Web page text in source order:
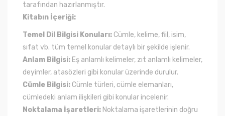
tarafından hazırlanmıştır.
Kitabın İçeriği:
Temel Dil Bilgisi Konuları: Cümle, kelime, fiil, isim,
sıfat vb. tüm temel konular detaylı bir şekilde işlenir.
Anlam Bilgisi: Eş anlamlı kelimeler, zıt anlamlı kelimeler,
deyimler, atasözleri gibi konular üzerinde durulur.
Cümle Bilgisi: Cümle türleri, cümle elemanları,
cümledeki anlam ilişkileri gibi konular incelenir.
Noktalama İşaretleri: Noktalama işaretlerinin doğru